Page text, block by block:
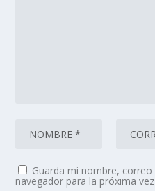
Guarda mi nombre,
navegador para la próxima